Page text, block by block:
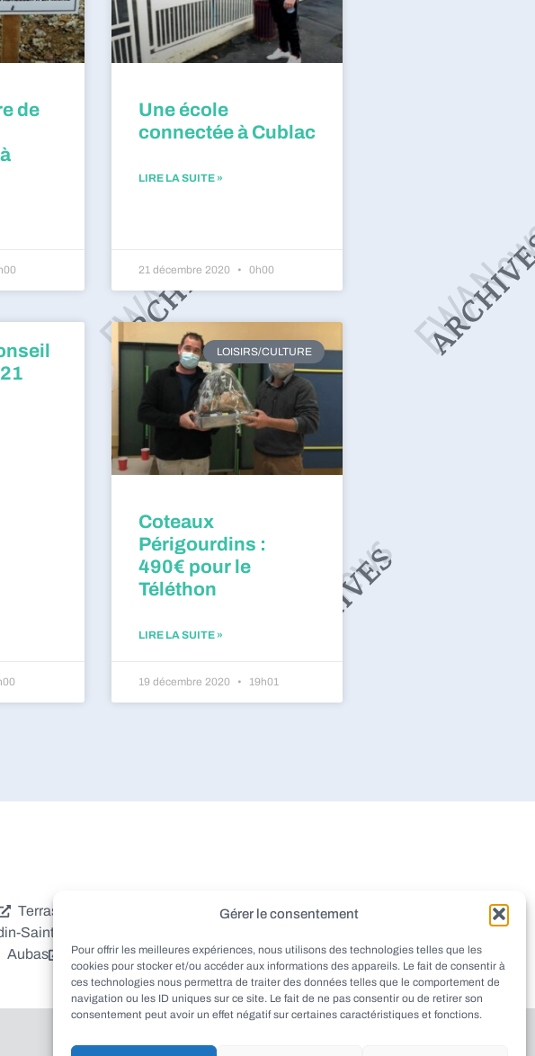
Gérer le consentement
Pour offrir les meilleures expériences, nous utilisons des technologies telles que les
cookies pour stocker et/ou accéder aux informations des appareils. Le fait de consentir à
ces technologies nous permettra de traiter des données telles que le comportement de
navigation ou les ID uniques sur ce site. Le fait de ne pas consentir ou de retirer son
consentement peut avoir un effet négatif sur certaines caractéristiques et fonctions.
de
Une école
connectée à Cublac
LIRE LA SUITE »
21 décembre 2020 0h00
LOISIRS/CULTURE
Coteaux
Périgourdins :
490€ pour le
Téléthon
LIRE LA SUITE »
19 décembre 2020 19h01
Terrasson-Lavilledieu Montignac
Pazayac
Saint-Lazare
Aubas VillacAzerat LadornacTourtoirac